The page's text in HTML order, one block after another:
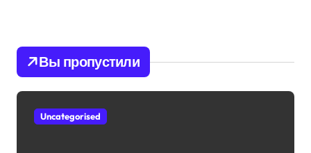
Вы пропустили
Uncategorised